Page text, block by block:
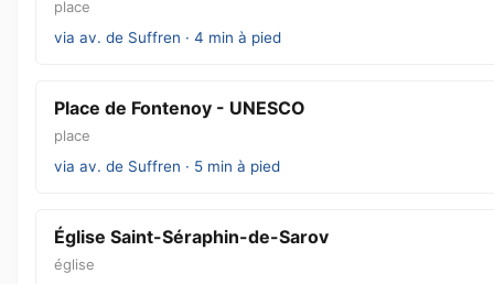
place
via av. de Suffren · 4 min à pied
Place de Fontenoy - UNESCO
place
via av. de Suffren · 5 min à pied
Église Saint-Séraphin-de-Sarov
église